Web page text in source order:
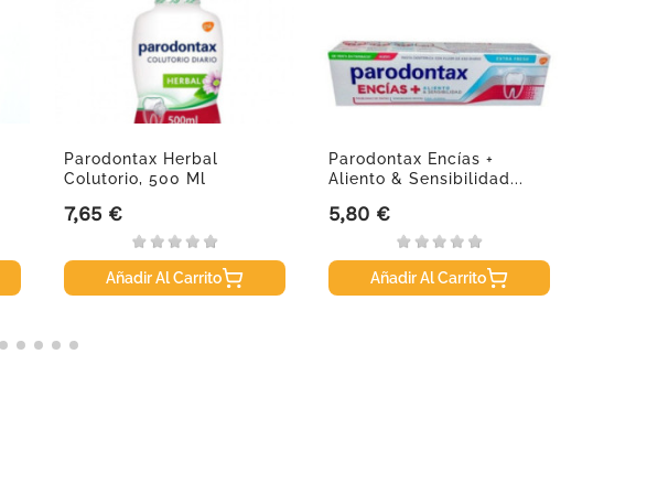
Parodontax Herbal
Colutorio, 500 Ml
Precio
7,65 €
Añadir Al Carrito
Parodontax Encías +
Aliento & Sensibilidad...
Precio
5,80 €
Añadir Al Carrito